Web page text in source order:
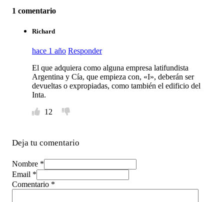
1 comentario
Richard
hace 1 año Responder
El que adquiera como alguna empresa latifundista
Argentina y Cía, que empieza con, «I», deberán ser
devueltas o expropiadas, como también el edificio del
Inta.
12
Deja tu comentario
Nombre *
Email *
Comentario *